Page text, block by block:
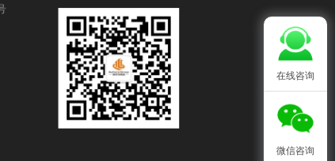
在线咨询
微信咨询